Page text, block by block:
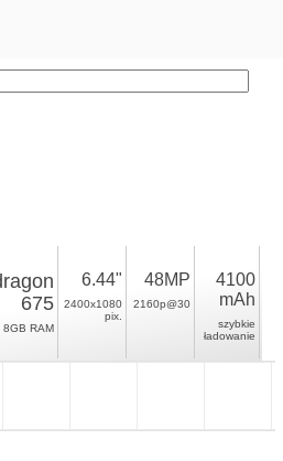
675
8GB RAM
6.44"
2400x1080
pix.
48MP
2160p@30
4100
mAh
szybkie
ładowanie